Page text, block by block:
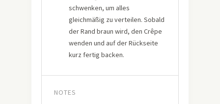
schwenken, um alles
gleichmäßig zu verteilen. Sobald
der Rand braun wird, den Crêpe
wenden und auf der Rückseite
kurz fertig backen.
NOTES